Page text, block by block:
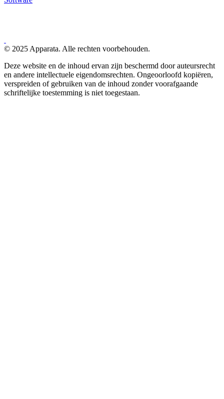
© 2025 Apparata. Alle rechten voorbehouden.
Deze website en de inhoud ervan zijn beschermd door auteursrecht
en andere intellectuele eigendomsrechten. Ongeoorloofd kopiëren,
verspreiden of gebruiken van de inhoud zonder voorafgaande
schriftelijke toestemming is niet toegestaan.